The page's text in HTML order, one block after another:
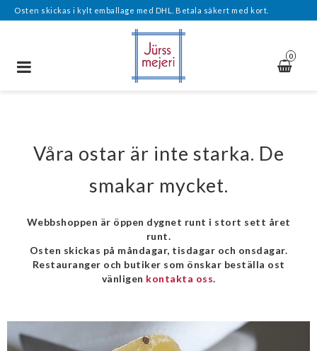
Osten skickas i kylt emballage med DHL. Betala säkert med kort.
0
Toggle
navigation
Våra ostar är inte starka. De
smakar mycket.
Webbshoppen är öppen dygnet runt i stort sett året
runt.
Osten skickas på måndagar, tisdagar och onsdagar.
Restauranger och butiker som önskar beställa ost
vänligen kontakta oss.